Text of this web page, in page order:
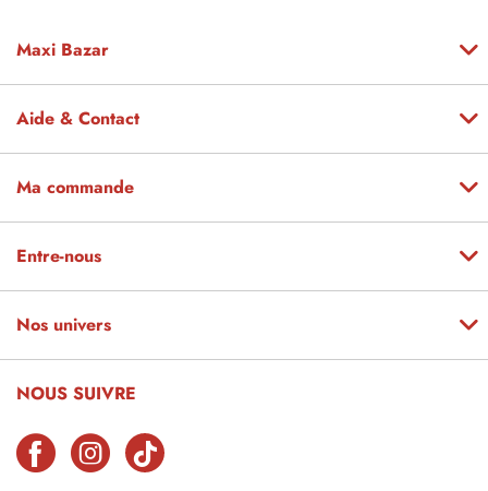
Maxi Bazar
Aide & Contact
Ma commande
Entre-nous
Nos univers
NOUS SUIVRE